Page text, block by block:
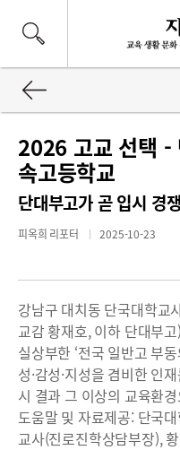
2026 고교 선택 -
속고등학교
단대부고가 곧 입시 경
피옥희 리포터 2025-10-23
강남구 대치동 단국대학교
교감 황재호, 이하 단대부
실상부한 ‘전국 일반고 부
성·감성·지성을 겸비한 인
시 결과 그 이상의 교육환
도움말 및 자료제공: 단국
교사(진로진학상담부장),